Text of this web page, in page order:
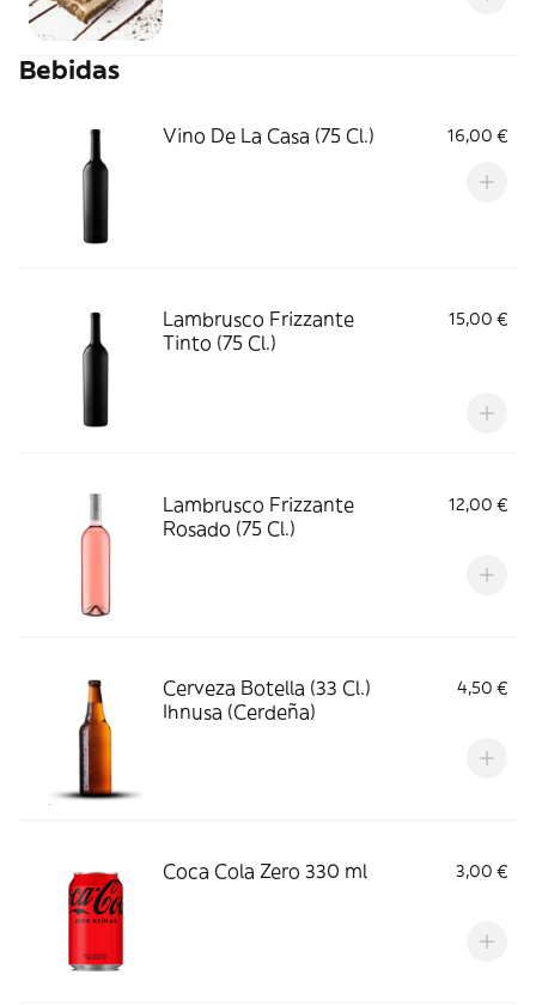
Bebidas
Vino De La Casa (75 Cl.) 16,00 €
Lambrusco Frizzante
Tinto (75 Cl.)
15,00 €
Lambrusco Frizzante
Rosado (75 Cl.)
12,00 €
Cerveza Botella (33 Cl.)
Ihnusa (Cerdeña)
4,50 €
Coca Cola Zero 330 ml
3,00 €